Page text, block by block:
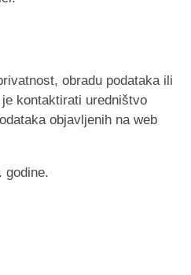
obradu podataka ili
kontaktirati uredništvo
objavljenih na web
godine.